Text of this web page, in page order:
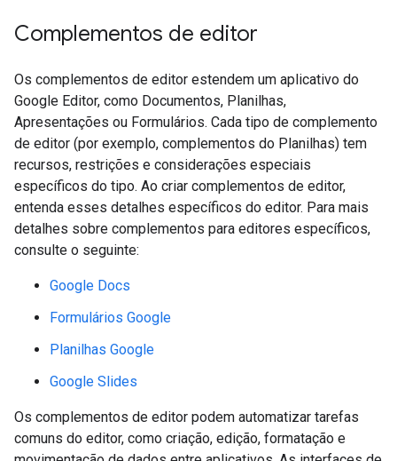
Complementos de editor
Os complementos de editor estendem um aplicativo do
Google Editor, como Documentos, Planilhas,
Apresentações ou Formulários. Cada tipo de complemento
de editor (por exemplo, complementos do Planilhas) tem
recursos, restrições e considerações especiais
específicos do tipo. Ao criar complementos de editor,
entenda esses detalhes específicos do editor. Para mais
detalhes sobre complementos para editores específicos,
consulte o seguinte:
Google Docs
Formulários Google
Planilhas Google
Google Slides
Os complementos de editor podem automatizar tarefas
comuns do editor, como criação, edição, formatação e